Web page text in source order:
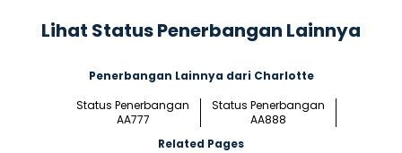
Lihat Status Penerbangan Lainnya
Penerbangan Lainnya dari Charlotte
Status Penerbangan
AA777
Status Penerbangan
AA888
Related Pages